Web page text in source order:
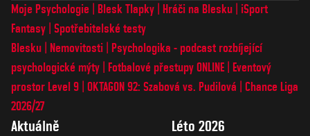
Moje Psychologie Blesk Tlapky Hráči na Blesku
iSport
Fantasy Spotřebitelské testy
Blesku
Nemovitosti
Psychologika - podcast rozbíjející
psychologické mýty
Fotbalové přestupy ONLINE
Eventový
prostor Level 9 OKTAGON 92: Szabová vs. Pudilová
Chance Liga
2026/27
Aktuálně Léto 2026